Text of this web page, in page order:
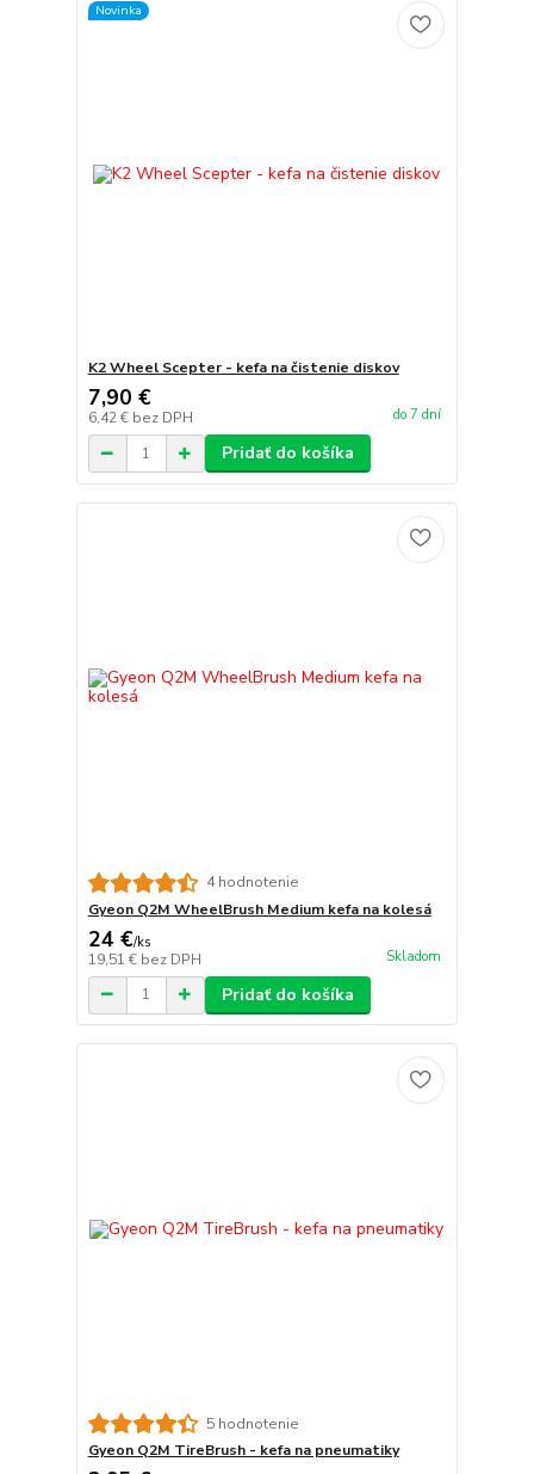
Novinka
K2 Wheel Scepter - kefa na čistenie diskov
7,90 €
6,42 € bez DPH do 7 dní
Pridať do košíka
4 hodnotenie
Gyeon Q2M WheelBrush Medium kefa na kolesá
24 €/ks
19,51 € bez DPH Skladom
Pridať do košíka
5 hodnotenie
Gyeon Q2M TireBrush - kefa na pneumatiky